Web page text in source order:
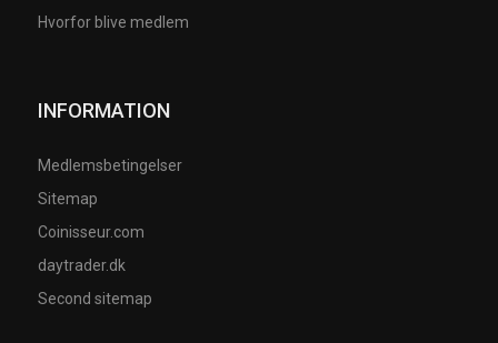
Hvorfor blive medlem
INFORMATION
Medlemsbetingelser
Sitemap
Coinisseur.com
daytrader.dk
Second sitemap